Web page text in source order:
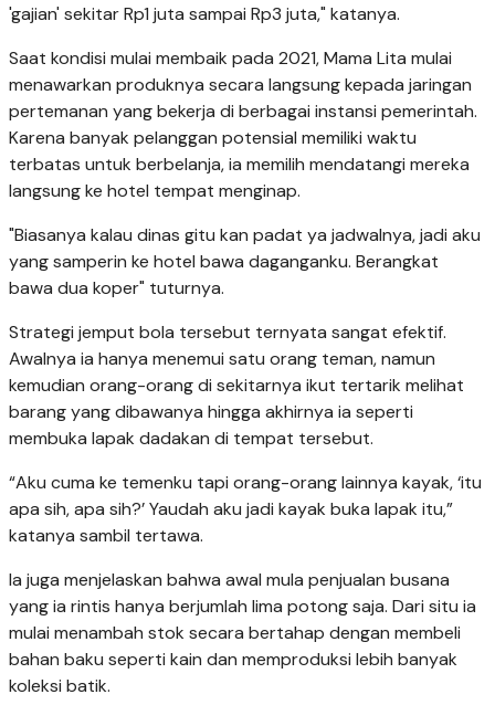
'gajian' sekitar Rp1 juta sampai Rp3 juta," katanya.
Saat kondisi mulai membaik pada 2021, Mama Lita mulai
menawarkan produknya secara langsung kepada jaringan
pertemanan yang bekerja di berbagai instansi pemerintah.
Karena banyak pelanggan potensial memiliki waktu
terbatas untuk berbelanja, ia memilih mendatangi mereka
langsung ke hotel tempat menginap.
"Biasanya kalau dinas gitu kan padat ya jadwalnya, jadi aku
yang samperin ke hotel bawa daganganku. Berangkat
bawa dua koper" tuturnya.
Strategi jemput bola tersebut ternyata sangat efektif.
Awalnya ia hanya menemui satu orang teman, namun
kemudian orang-orang di sekitarnya ikut tertarik melihat
barang yang dibawanya hingga akhirnya ia seperti
membuka lapak dadakan di tempat tersebut.
“Aku cuma ke temenku tapi orang-orang lainnya kayak, ‘itu
apa sih, apa sih?’ Yaudah aku jadi kayak buka lapak itu,”
katanya sambil tertawa.
Ia juga menjelaskan bahwa awal mula penjualan busana
yang ia rintis hanya berjumlah lima potong saja. Dari situ ia
mulai menambah stok secara bertahap dengan membeli
bahan baku seperti kain dan memproduksi lebih banyak
koleksi batik.